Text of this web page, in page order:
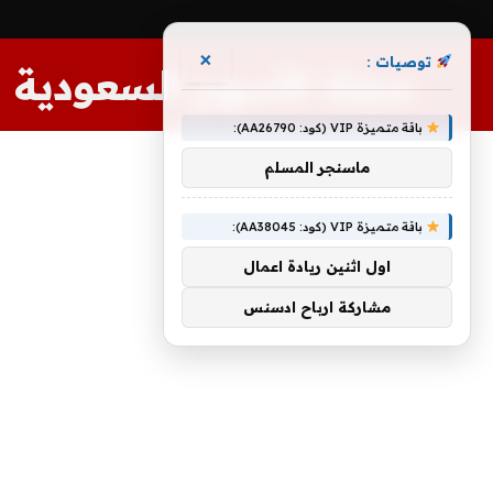
مجلة الأسهم السعودية
توصيات : ×
باقة متميزة VIP (كود: AA26790):
ماسنجر المسلم
باقة متميزة VIP (كود: AA38045):
اول اثنين ريادة اعمال
مشاركة ارباح ادسنس